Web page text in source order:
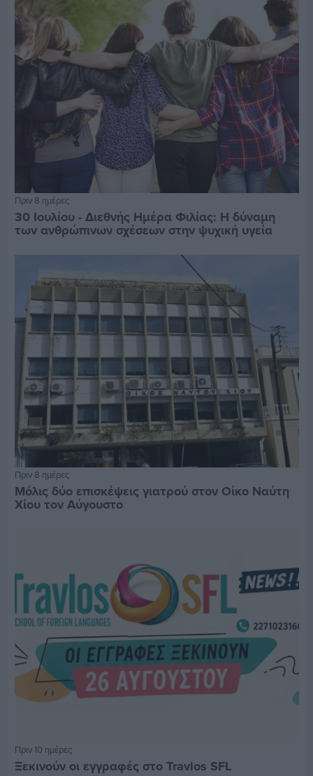
Πριν 8 ημέρες
30 Ιουλίου - Διεθνής Ημέρα Φιλίας: Η δύναμη
των ανθρώπινων σχέσεων στην ψυχική υγεία
Πριν 8 ημέρες
Μόλις δύο επισκέψεις γιατρού στον Οίκο Ναύτη
Χίου τον Αύγουστο
Πριν 10 ημέρες
Ξεκινούν οι εγγραφές στο Travlos SFL